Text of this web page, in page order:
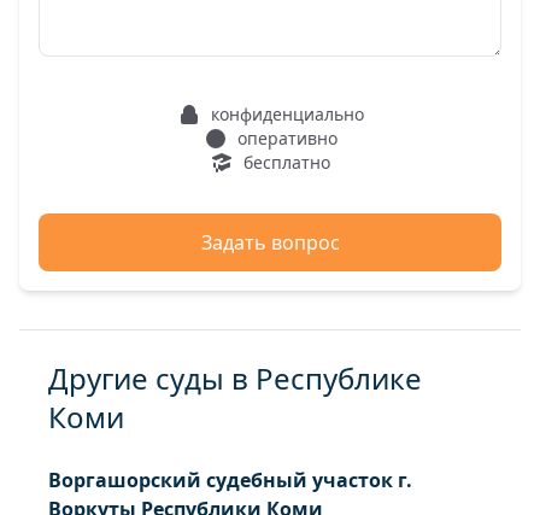
конфиденциально
оперативно
бесплатно
Задать вопрос
Другие суды в Республике
Коми
Воргашорский судебный участок г.
Воркуты Республики Коми